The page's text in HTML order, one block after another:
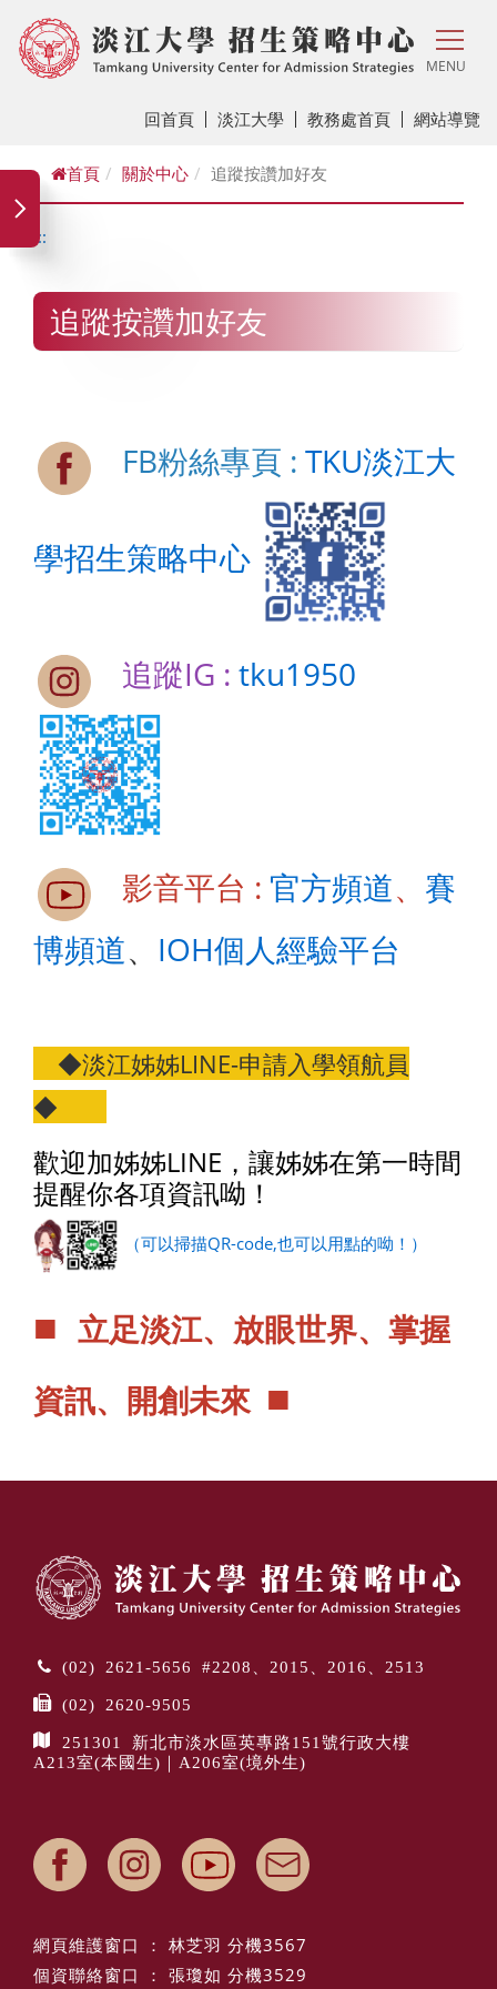
MENU
回首頁 淡江大學 教務處首頁 網站導覽
首頁 關於中心 追蹤按讚加好友
:::
追蹤按讚加好友
FB粉絲專頁 : TKU淡江大
學招生策略中心
追蹤IG : tku1950
影音平台 : 官方頻道、 賽
博頻道、 IOH個人經驗平台
◆淡江姊姊LINE-申請入學領航員
◆
歡迎加姊姊LINE，讓姊姊在第一時間
提醒你各項資訊呦！
（可以掃描QR-code,也可以用點的呦！）
■ 立足淡江、放眼世界、掌握
資訊、開創未來 ■
(02) 2621-5656 #2208、2015、2016、2513
(02) 2620-9505
251301 新北市淡水區英專路151號行政大樓
A213室(本國生)｜A206室(境外生)
網頁維護窗口 ： 林芝羽 分機3567
個資聯絡窗口 ： 張瓊如 分機3529